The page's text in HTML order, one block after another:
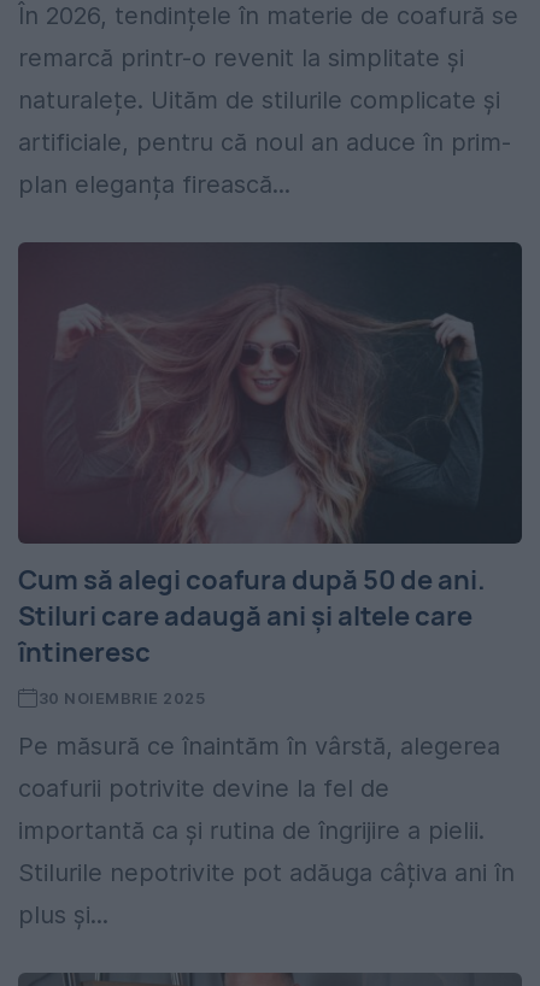
În 2026, tendințele în materie de coafură se
remarcă printr-o revenit la simplitate și
naturalețe. Uităm de stilurile complicate și
artificiale, pentru că noul an aduce în prim-
plan eleganța firească...
Cum să alegi coafura după 50 de ani.
Stiluri care adaugă ani și altele care
întineresc
30 NOIEMBRIE 2025
Pe măsură ce înaintăm în vârstă, alegerea
coafurii potrivite devine la fel de
importantă ca și rutina de îngrijire a pielii.
Stilurile nepotrivite pot adăuga câțiva ani în
plus și...